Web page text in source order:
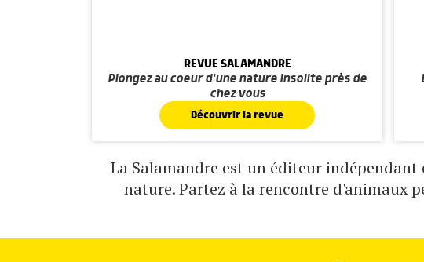
REVUE SALAMANDRE
Plongez au coeur d'une nature insolite près de
chez vous
Découvrir la revue
La Salamandre est un éditeur
nature. Partez à la rencontre d'animaux